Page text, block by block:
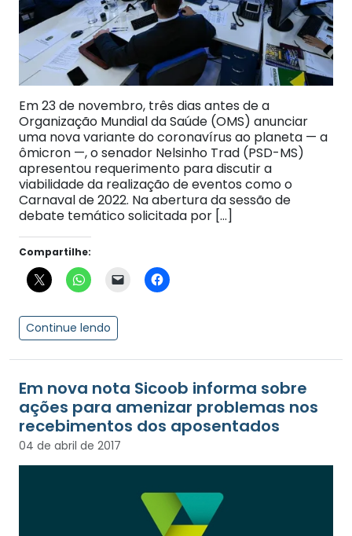
Em 23 de novembro, três dias antes de a
Organização Mundial da Saúde (OMS) anunciar
uma nova variante do coronavírus ao planeta — a
ômicron —, o senador Nelsinho Trad (PSD-MS)
apresentou requerimento para discutir a
viabilidade da realização de eventos como o
Carnaval de 2022. Na abertura da sessão de
debate temático solicitada por […]
Compartilhe:
Continue lendo
Em nova nota Sicoob informa sobre
ações para amenizar problemas nos
recebimentos dos aposentados
04 de abril de 2017